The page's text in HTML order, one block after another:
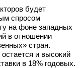
будет
спросом
на фоне западных
в отношении
стран.
и высокий
в 18% годовых.